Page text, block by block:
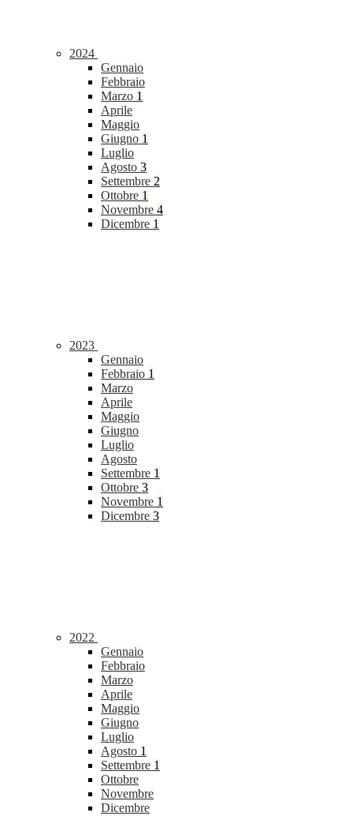
2024
Gennaio
Febbraio
Marzo 1
Aprile
Maggio
Giugno 1
Luglio
Agosto 3
Settembre 2
Ottobre 1
Novembre 4
Dicembre 1
2023
Gennaio
Febbraio 1
Marzo
Aprile
Maggio
Giugno
Luglio
Agosto
Settembre 1
Ottobre 3
Novembre 1
Dicembre 3
2022
Gennaio
Febbraio
Marzo
Aprile
Maggio
Giugno
Luglio
Agosto 1
Settembre 1
Ottobre
Novembre
Dicembre